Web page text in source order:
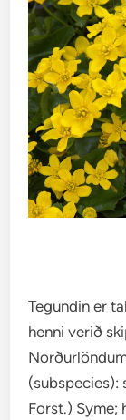
Tegundin er
henni verið
(subspecies):
Forst.) Syme;